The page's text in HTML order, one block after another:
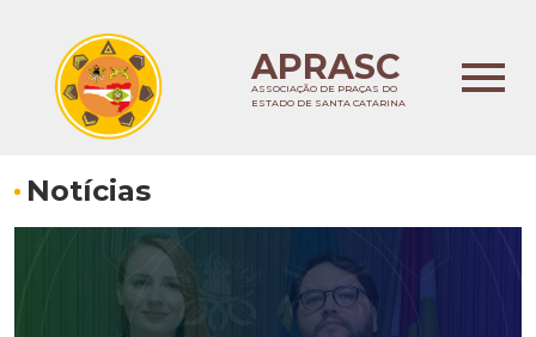
APRASC
ASSOCIAÇÃO DE PRAÇAS DO
ESTADO DE SANTA CATARINA
Notícias